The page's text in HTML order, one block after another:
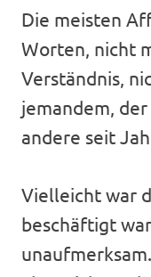
Die meisten
Worten, nicht
Verständnis,
jemandem,
andere seit
Vielleicht war
beschäftigt